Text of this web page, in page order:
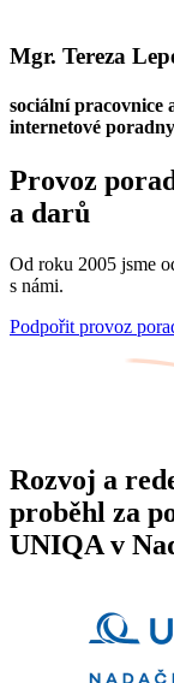
Mgr. Tereza
sociální pracovnice
internetové poradny
Provoz
a darů
Od roku 2005 jsme
s námi.
Podpořit provoz
Rozvoj a
proběhl za
UNIQA v